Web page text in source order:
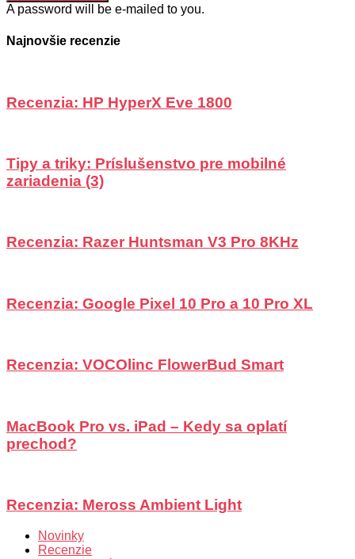
A password will be e-mailed to you.
Najnovšie recenzie
Recenzia: HP HyperX Eve 1800
Tipy a triky: Príslušenstvo pre mobilné
zariadenia (3)
Recenzia: Razer Huntsman V3 Pro 8KHz
Recenzia: Google Pixel 10 Pro a 10 Pro XL
Recenzia: VOCOlinc FlowerBud Smart
MacBook Pro vs. iPad – Kedy sa oplatí
prechod?
Recenzia: Meross Ambient Light
Novinky
Recenzie